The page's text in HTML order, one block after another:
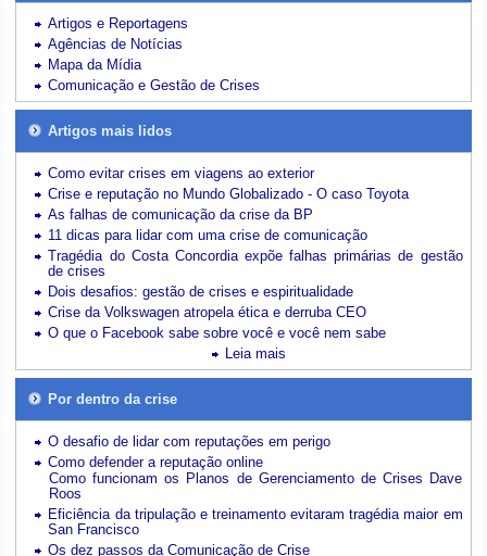
Artigos e Reportagens
Agências de Notícias
Mapa da Mídia
Comunicação e Gestão de Crises
Artigos mais lidos
Como evitar crises em viagens ao exterior
Crise e reputação no Mundo Globalizado - O caso Toyota
As falhas de comunicação da crise da BP
11 dicas para lidar com uma crise de comunicação
Tragédia do Costa Concordia expõe falhas primárias de gestão
de crises
Dois desafios: gestão de crises e espiritualidade
Crise da Volkswagen atropela ética e derruba CEO
O que o Facebook sabe sobre você e você nem sabe
Leia mais
Por dentro da crise
O desafio de lidar com reputações em perigo
Como defender a reputação online
Como funcionam os Planos de Gerenciamento de Crises Dave
Roos
Eficiência da tripulação e treinamento evitaram tragédia maior em
San Francisco
Os dez passos da Comunicação de Crise